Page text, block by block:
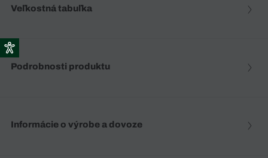
Veľkostná tabuľka
Podrobnosti produktu
Informácie o výrobe a dovoze